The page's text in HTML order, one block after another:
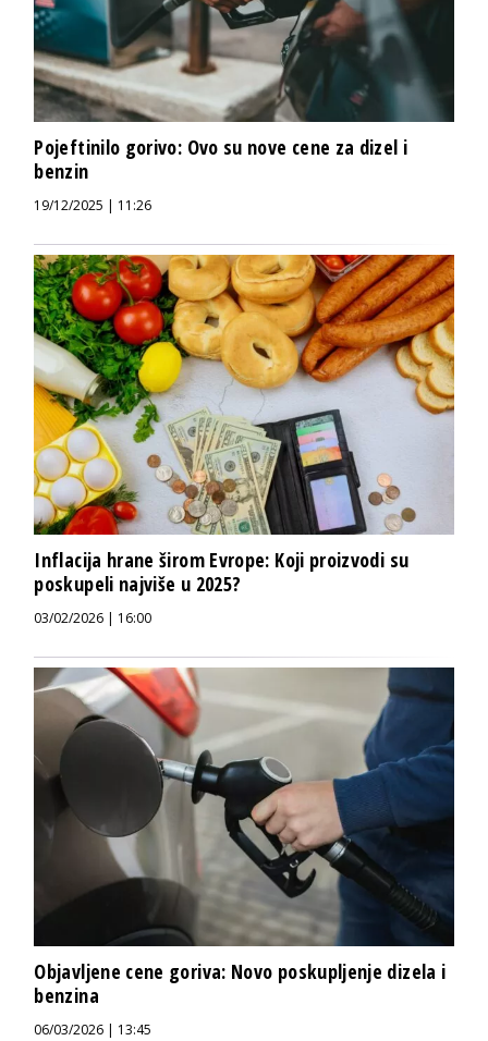
Pojeftinilo gorivo: Ovo su nove cene za dizel i
benzin
19/12/2025 | 11:26
Inflacija hrane širom Evrope: Koji proizvodi su
poskupeli najviše u 2025?
03/02/2026 | 16:00
Objavljene cene goriva: Novo poskupljenje dizela i
benzina
06/03/2026 | 13:45